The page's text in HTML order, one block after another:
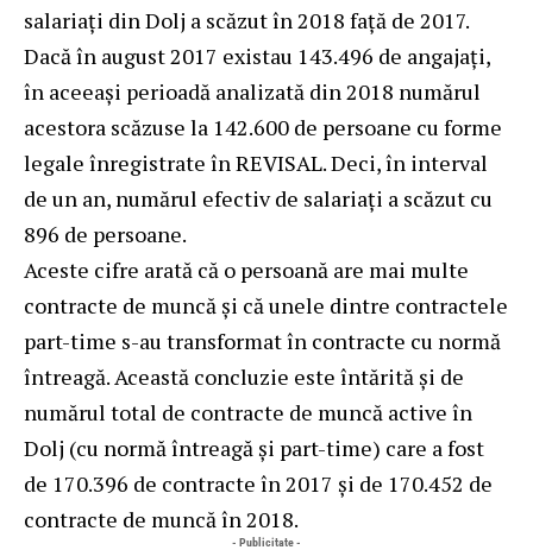
salariați din Dolj a scăzut în 2018 față de 2017.
Dacă în august 2017 existau 143.496 de angajați,
în aceeași perioadă analizată din 2018 numărul
acestora scăzuse la 142.600 de persoane cu forme
legale înregistrate în REVISAL. Deci, în interval
de un an, numărul efectiv de salariați a scăzut cu
896 de persoane.
Aceste cifre arată că o persoană are mai multe
contracte de muncă și că unele dintre contractele
part-time s-au transformat în contracte cu normă
întreagă. Această concluzie este întărită și de
numărul total de contracte de muncă active în
Dolj (cu normă întreagă și part-time) care a fost
de 170.396 de contracte în 2017 și de 170.452 de
contracte de muncă în 2018.
- Publicitate -